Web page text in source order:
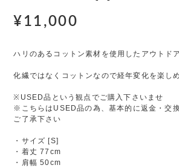
¥11,000
ハリのあるコットン素材を使用したアウトド
化繊ではなくコットンなので経年変化を楽し
※USED品という観点でご購入下さいませ
※こちらはUSED品の為、基本的に返金・交
ご了承下さい
・サイズ [S]
・着丈 77cm
・肩幅 50cm